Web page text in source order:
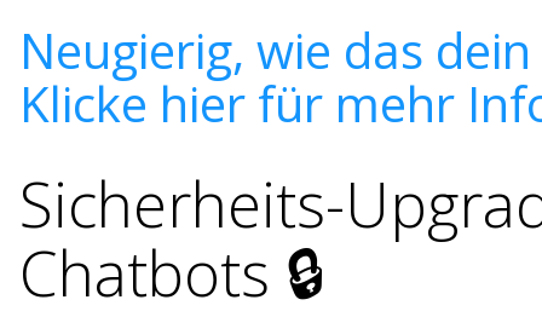
Neugierig, wie das
Klicke hier für mehr
Sicherheits-
Chatbots 🔒